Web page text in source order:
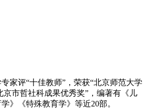
家评“十佳教师”，荣获“北京师范大学
京市哲社科成果优秀奖”，编著有《儿
》《特殊教育学》等近20部。